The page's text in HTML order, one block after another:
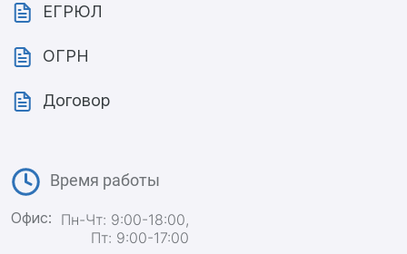
ЕГРЮЛ
ОГРН
Договор
Время работы
Офис: Пн-Чт: 9:00-18:00,
Пт: 9:00-17:00